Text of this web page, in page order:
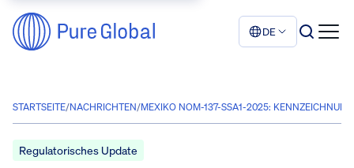
DE
STARTSEITE/NACHRICHTEN/MEXIKO NOM-137-SSA1-2025:
Regulatorisches Update